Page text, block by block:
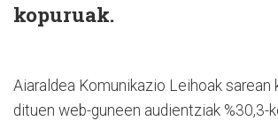
kopuruak.
Aiaraldea Komunikazio Leihoak sarean
dituen web-guneen audientziak %30,3-